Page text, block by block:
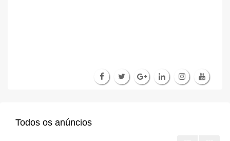
Todos os anúncios